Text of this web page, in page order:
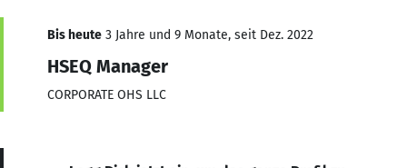
Bis heute 3 Jahre und 9 Monate, seit Dez. 2022
HSEQ Manager
CORPORATE OHS LLC